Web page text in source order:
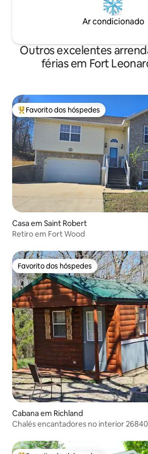
Ar condicionado
Outros excelentes
férias em Fort
Favoritos dos hóspedes mais
Favorito dos hóspedes
Casa em Saint Robert
Retiro em Fort Wood
Favorito dos hóspedes
Favorito dos hóspedes
Cabana em Richland
Chalés encantadores no interior 26840